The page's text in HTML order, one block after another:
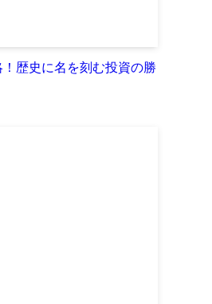
歴史に名を刻む投資の勝